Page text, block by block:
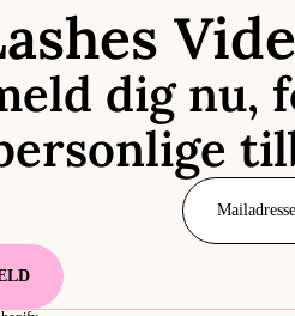
dig nu,